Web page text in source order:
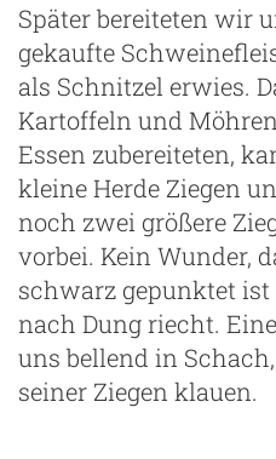
Später bereiteten wir
gekaufte
als Schnitzel erwies.
Kartoffeln und
Essen zubereiteten,
kleine Herde Ziegen
noch zwei größere
vorbei. Kein Wunder,
schwarz gepunktet
nach Dung riecht.
uns bellend in
seiner Ziegen klauen.